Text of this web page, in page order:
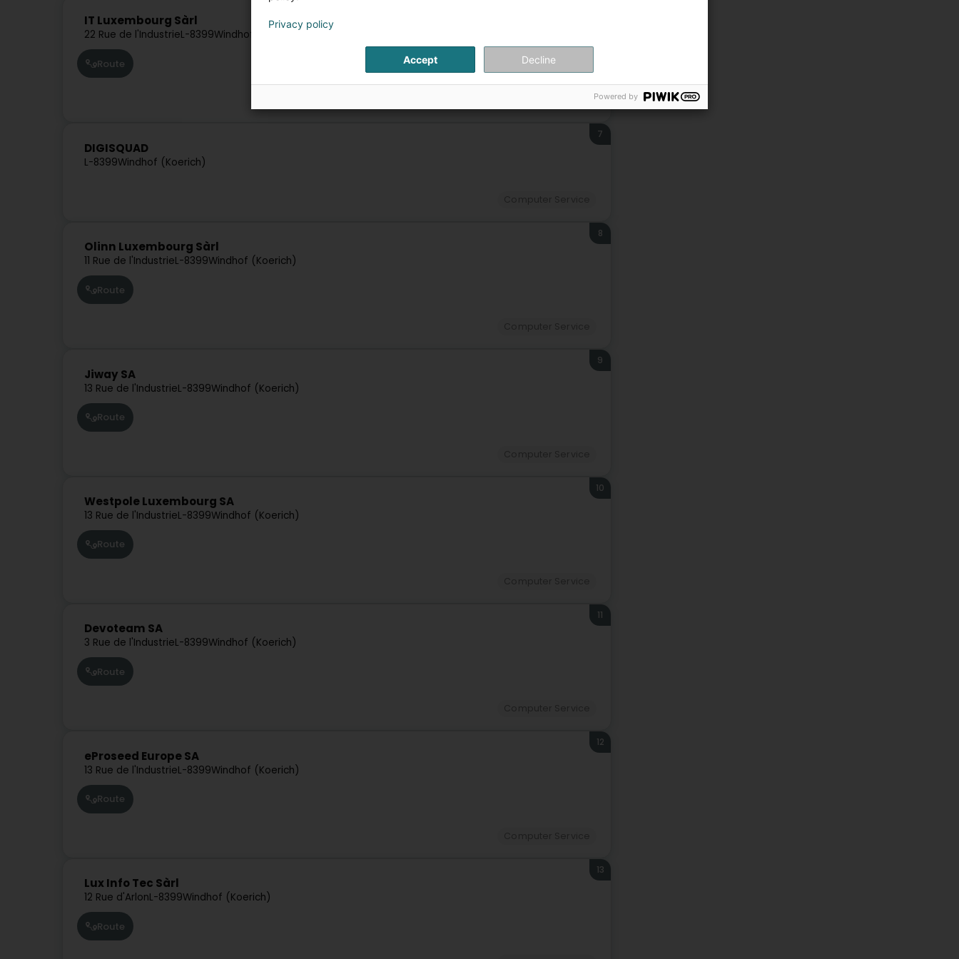
IT Luxembourg Sàrl
22 Rue de l'IndustrieL-8399Windhof (Koerich)
Route
DIGISQUAD
L-8399Windhof (Koerich)
7
Olinn Luxembourg Sàrl
11 Rue de l'IndustrieL-8399Windhof (Koerich)
8
Route
Jiway SA
13 Rue de l'IndustrieL-8399Windhof (Koerich)
9
Route
Westpole Luxembourg SA
13 Rue de l'IndustrieL-8399Windhof (Koerich)
10
Route
Devoteam SA
3 Rue de l'IndustrieL-8399Windhof (Koerich)
11
Route
eProseed Europe SA
13 Rue de l'IndustrieL-8399Windhof (Koerich)
12
Route
Lux Info Tec Sàrl
12 Rue d'ArlonL-8399Windhof (Koerich)
13
Route
Privacy policy
Accept Decline
Powered by